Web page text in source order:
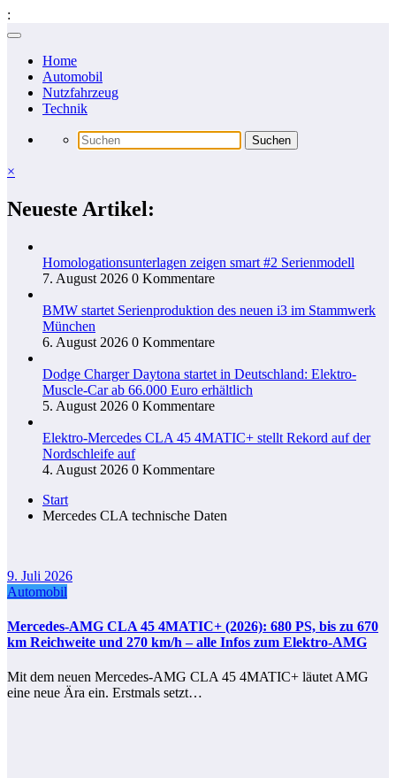
:
Zum
springenHome
Automobil
Nutzfahrzeug
Technik
×
Neueste Artikel:
Homologationsunterlagen zeigen smart #2 Serienmodell
7. August 2026 0 Kommentare
BMW startet Serienproduktion des neuen i3 im Stammwerk
München
6. August 2026 0 Kommentare
Dodge Charger Daytona startet in Deutschland: Elektro-
Muscle-Car ab 66.000 Euro erhältlich
5. August 2026 0 Kommentare
Elektro-Mercedes CLA 45 4MATIC+ stellt Rekord auf der
Nordschleife auf
4. August 2026 0 Kommentare
Start
Mercedes CLA technische Daten
9. Juli 2026
Automobil
Mercedes-AMG CLA 45 4MATIC+ (2026): 680 PS, bis zu 670
km Reichweite und 270 km/h – alle Infos zum Elektro-AMG
Mit dem neuen Mercedes-AMG CLA 45 4MATIC+ läutet AMG
eine neue Ära ein. Erstmals setzt…